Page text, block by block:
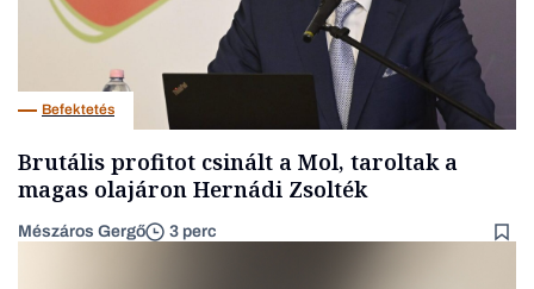
Befektetés
Brutális profitot csinált a Mol, taroltak a
magas olajáron Hernádi Zsolték
Mészáros Gergő 3 perc